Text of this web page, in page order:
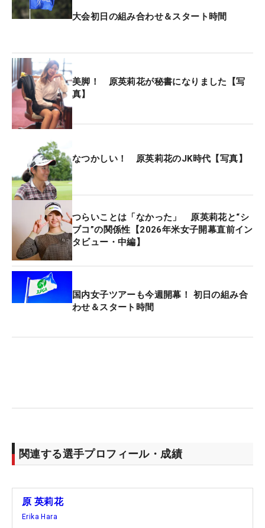
大会初日の組み合わせ＆スタート時間
美脚！ 原英莉花が秘書になりました【写
真】
なつかしい！ 原英莉花のJK時代【写真】
つらいことは「なかった」 原英莉花と“シ
ブコ”の関係性【2026年米女子開幕直前イン
タビュー・中編】
国内女子ツアーも今週開幕！ 初日の組み合
わせ＆スタート時間
関連する選手プロフィール・成績
原 英莉花
Erika Hara